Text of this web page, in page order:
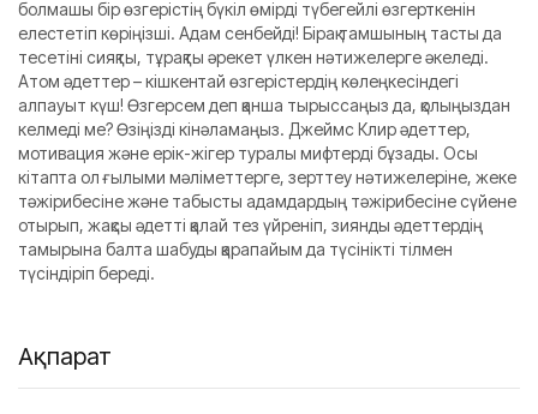
болмашы бір өзгерістің бүкіл өмірді түбегейлі өзгерткенін
елестетіп көріңізші. Адам сенбейді! Бірақ тамшының тасты да
тесетіні сияқты, тұрақты әрекет үлкен нәтижелерге әкеледі.
Атом әдеттер – кішкентай өзгерістердің көлеңкесіндегі
алпауыт күш! Өзгерсем деп қанша тырыссаңыз да, қолыңыздан
келмеді ме? Өзіңізді кінәламаңыз. Джеймс Клир әдеттер,
мотивация және ерік-жігер туралы мифтерді бұзады. Осы
кітапта ол ғылыми мәліметтерге, зерттеу нәтижелеріне, жеке
тәжірибесіне және табысты адамдардың тәжірибесіне сүйене
отырып, жақсы әдетті қалай тез үйреніп, зиянды әдеттердің
тамырына балта шабуды қарапайым да түсінікті тілмен
түсіндіріп береді.
Ақпарат